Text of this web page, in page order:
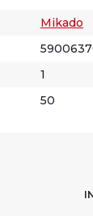
Mikado
1
50